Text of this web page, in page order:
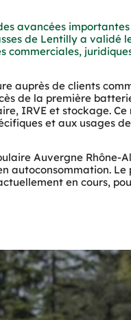
avancées
de Lentilly a
commerciales,
auprès de clients
de la première
IRVE et stockage.
et aux usages
Auvergne
autoconsommation.
en cours,